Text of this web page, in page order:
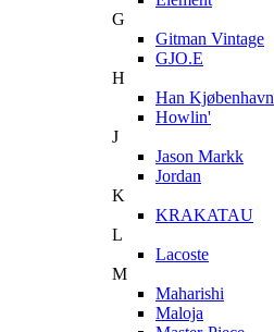
G
Gitman Vintage
GJO.E
H
Han Kjøbenhavn
Howlin'
J
Jason Markk
Jordan
K
KRAKATAU
L
Lacoste
M
Maharishi
Maloja